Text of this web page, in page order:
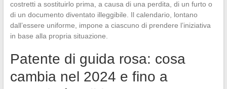
costretti a sostituirlo prima, a causa di una perdita, di un furto o
di un documento diventato illeggibile. Il calendario, lontano
dall’essere uniforme, impone a ciascuno di prendere l’iniziativa
in base alla propria situazione.
Patente di guida rosa: cosa
cambia nel 2024 e fino a